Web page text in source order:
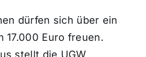
dürfen sich über ein
17.000 Euro freuen.